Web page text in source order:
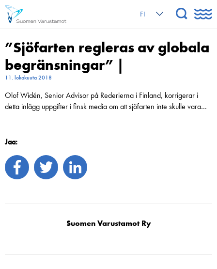
FI
”Sjöfarten regleras av globala
begränsningar” |
11. lokakuuta 2018
Olof Widén, Senior Advisor på Rederierna i Finland, korrigerar i
detta inlägg uppgifter i finsk media om att sjöfarten inte skulle vara…
Jaa:
Suomen Varustamot Ry